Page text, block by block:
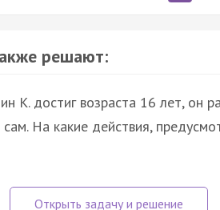
решают:
К. достиг возраста 16 лет, он
На какие действия,